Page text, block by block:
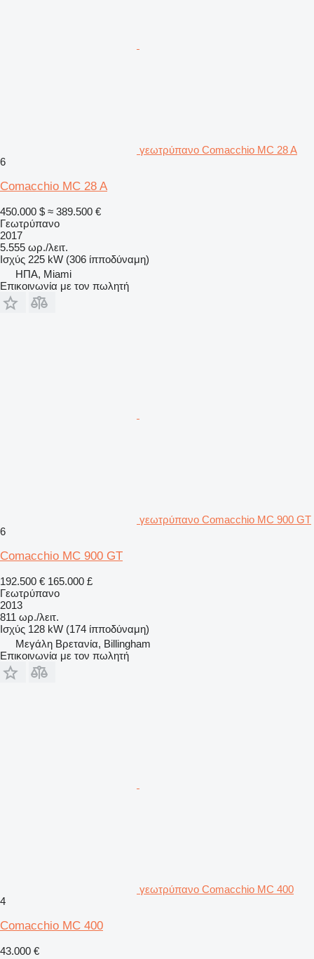
γεωτρύπανο Comacchio MC 28 A
6
Comacchio MC 28 A
450.000 $ ≈ 389.500 €
Γεωτρύπανο
2017
5.555 ωρ./λειτ.
Ισχύς 225 kW (306 ίπποδύναμη)
ΗΠΑ, Miami
Επικοινωνία με τον πωλητή
γεωτρύπανο Comacchio MC 900 GT
6
Comacchio MC 900 GT
192.500 € 165.000 £
Γεωτρύπανο
2013
811 ωρ./λειτ.
Ισχύς 128 kW (174 ίπποδύναμη)
Μεγάλη Βρετανία, Billingham
Επικοινωνία με τον πωλητή
γεωτρύπανο Comacchio MC 400
4
Comacchio MC 400
43.000 €